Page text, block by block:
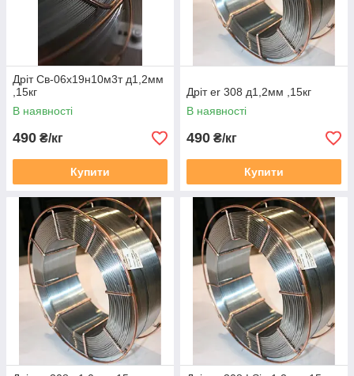
Дріт Св-06х19н10м3т д1,2мм
,15кг
В наявності
490 ₴/кг
Купити
Дріт er 308 д1,2мм ,15кг
В наявності
490 ₴/кг
Купити